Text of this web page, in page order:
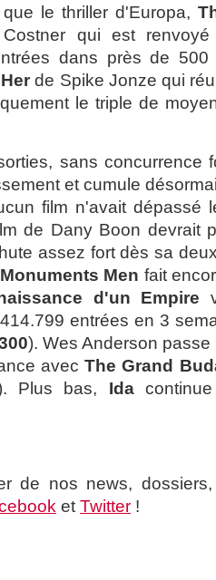
que le thriller d'Europa,
Costner qui est
dans près de
Herde Spike Jonze qui
le triple de
sans concurrence
et cumule
film n'avait dépassé
de Dany Boon devrait
assez fort dès sa
Monuments Men fait
d'un Empire
entrées en 3
). Wes Anderson
avecThe Grand
Plus bas, Idacontinue
de nos news,
et Twitter !